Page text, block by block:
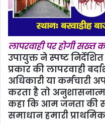
लापरवाही पर होगी सख्त
उपायुक्त ने स्पष्ट
प्रकार की लापरवाही
अधिकारी या कर्मचारी
करता है तो
कहा कि आम जनता की
समाधान हमारी